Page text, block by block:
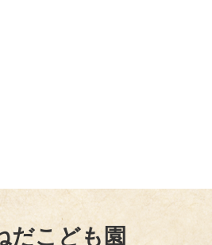
だこども園